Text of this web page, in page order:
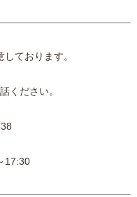
ております。
ください。
17:30